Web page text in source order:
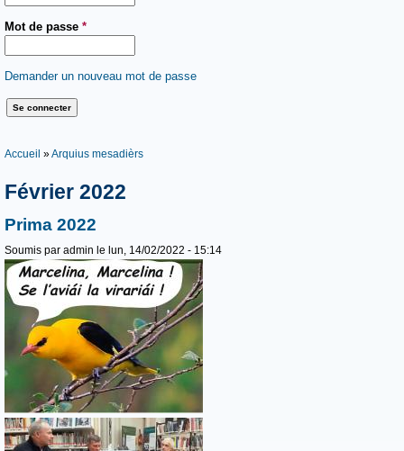
Mot de passe *
Demander un nouveau mot de passe
Vous êtes ici
Accueil »Arquius mesadièrs
Février 2022
Prima 2022
Soumis par admin le lun, 14/02/2022 - 15:14